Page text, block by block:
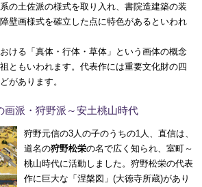
の土佐派の様式を取り入れ、書院造建築の装
壁画様式を確立した点に特色があるといわれ
ける「真体・行体・草体」という画体の概念
ともいわれます。代表作には重要文化財の四
があります。
画派・狩野派～安土桃山時代
狩野元信の3人の子のうちの1人、直信は、
道名の狩野松栄の名で広く知られ、室町～
桃山時代に活動しました。狩野松栄の代表
作に巨大な「涅槃図」(大徳寺所蔵)があり